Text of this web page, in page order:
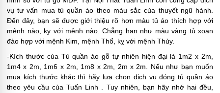
vụ tư vấn mua tủ quần áo theo màu sắc của thuyết ngũ hành.
Đến đây, bạn sẽ được giới thiệu rõ hơn màu tủ áo thích hợp với
mệnh nào, kỵ với mệnh nào. Chẳng hạn như màu vàng tủ xoan
đào hợp với mệnh Kim, mệnh Thổ, kỵ với mệnh Thủy.
-Kích thước của Tủ quần áo gỗ tự nhiên hiện đại là 1m2 x 2m,
1m4 x 2m, 1m6 x 2m, 1m8 x 2m, 2m x 2m. Nếu như bạn muốn
mua kích thước khác thì hãy lựa chọn dịch vụ đóng tủ quần áo
theo yêu cầu của Tuấn Linh . Tuy nhiên, bạn hãy nhớ hai đều,